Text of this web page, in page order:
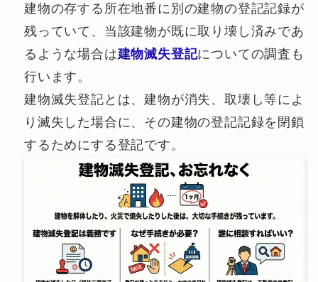
建物の存する所在地番に別の建物の登記記録が
残っていて、当該建物が既に取り壊し済みであ
るような場合は建物滅失登記についての調査も
行います。
建物滅失登記とは、建物が消失、取壊し等によ
り滅失した場合に、その建物の登記記録を閉鎖
するためにする登記です。